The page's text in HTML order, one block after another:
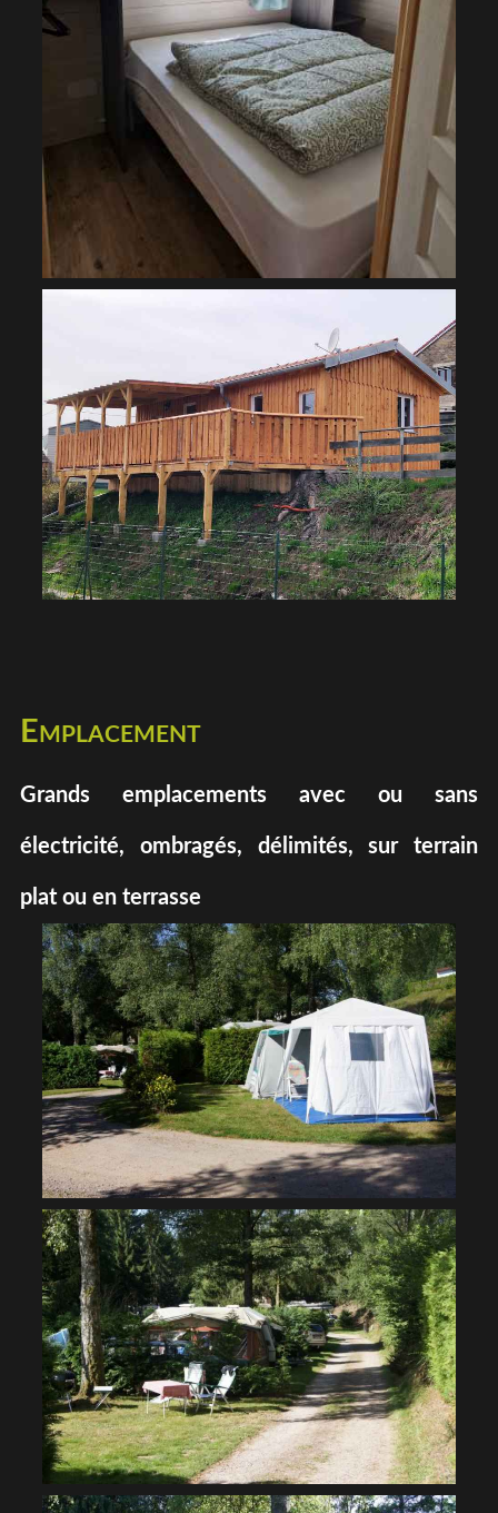
Emplacement
Grands emplacements avec ou sans
électricité, ombragés, délimités, sur terrain
plat ou en terrasse